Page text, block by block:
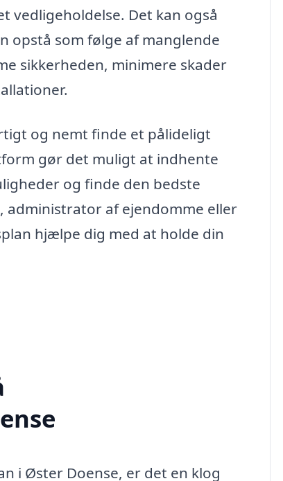
vedligeholdelse. Det kan også
opstå som følge af manglende
sikkerheden, minimere skader
og nemt finde et pålideligt
gør det muligt at indhente
og finde den bedste
administrator af ejendomme eller
hjælpe dig med at holde din
i Øster Doense, er det en klog